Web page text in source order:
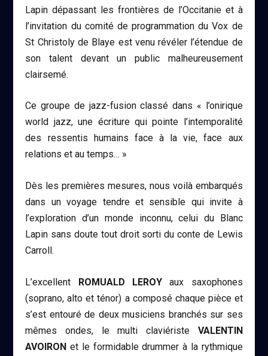
Lapin dépassant les frontières de l’Occitanie et à
l’invitation du comité de programmation du Vox de
St Christoly de Blaye est venu révéler l’étendue de
son talent devant un public malheureusement
clairsemé.
Ce groupe de jazz-fusion classé dans « l’onirique
world jazz, une écriture qui pointe l’intemporalité
des ressentis humains face à la vie, face aux
relations et au temps… »
Dès les premières mesures, nous voilà embarqués
dans un voyage tendre et sensible qui invite à
l’exploration d’un monde inconnu, celui du Blanc
Lapin sans doute tout droit sorti du conte de Lewis
Carroll.
L’excellent ROMUALD LEROY aux saxophones
(soprano, alto et ténor) a composé chaque pièce et
s’est entouré de deux musiciens branchés sur ses
mêmes ondes, le multi claviériste VALENTIN
AVOIRON et le formidable drummer à la rythmique